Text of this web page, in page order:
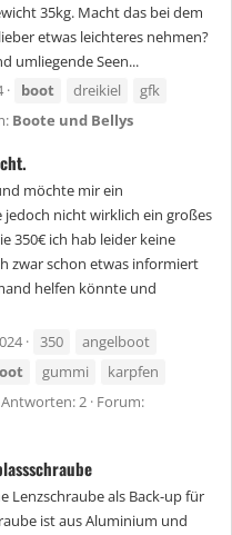
35kg. Macht das bei dem
etwas leichteres nehmen?
umliegende Seen...
boot dreikiel
gfk
Boote und Bellys
möchte mir ein
nicht wirklich ein großes
350€ ich hab leider keine
zwar schon etwas informiert
helfen könnte und
350
angelboot
gummi
karpfen
Antworten: 2 Forum:
Lenzschraube als Back-up für
ist aus Aluminium und